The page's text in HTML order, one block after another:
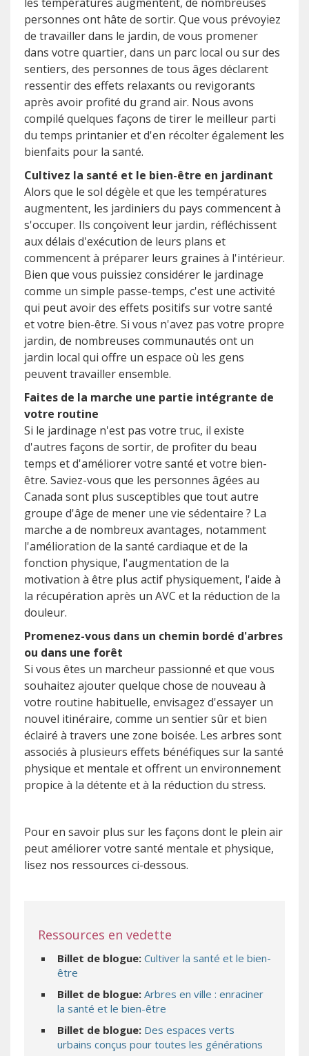
personnes ont hâte de sortir. Que vous prévoyiez
de travailler dans le jardin, de vous promener
dans votre quartier, dans un parc local ou sur des
sentiers, des personnes de tous âges déclarent
ressentir des effets relaxants ou revigorants
après avoir profité du grand air. Nous avons
compilé quelques façons de tirer le meilleur parti
du temps printanier et d'en récolter également les
bienfaits pour la santé.
Cultivez la santé et le bien-être en jardinant
Alors que le sol dégèle et que les températures
augmentent, les jardiniers du pays commencent à
s'occuper. Ils conçoivent leur jardin, réfléchissent
aux délais d'exécution de leurs plans et
commencent à préparer leurs graines à l'intérieur.
Bien que vous puissiez considérer le jardinage
comme un simple passe-temps, c'est une activité
qui peut avoir des effets positifs sur votre santé
et votre bien-être. Si vous n'avez pas votre propre
jardin, de nombreuses communautés ont un
jardin local qui offre un espace où les gens
peuvent travailler ensemble.
Faites de la marche une partie intégrante de
votre routine
Si le jardinage n'est pas votre truc, il existe
d'autres façons de sortir, de profiter du beau
temps et d'améliorer votre santé et votre bien-
être. Saviez-vous que les personnes âgées au
Canada sont plus susceptibles que tout autre
groupe d'âge de mener une vie sédentaire ? La
marche a de nombreux avantages, notamment
l'amélioration de la santé cardiaque et de la
fonction physique, l'augmentation de la
motivation à être plus actif physiquement, l'aide à
la récupération après un AVC et la réduction de la
douleur.
Promenez-vous dans un chemin bordé d'arbres
ou dans une forêt
Si vous êtes un marcheur passionné et que vous
souhaitez ajouter quelque chose de nouveau à
votre routine habituelle, envisagez d'essayer un
nouvel itinéraire, comme un sentier sûr et bien
éclairé à travers une zone boisée. Les arbres sont
associés à plusieurs effets bénéfiques sur la santé
physique et mentale et offrent un environnement
propice à la détente et à la réduction du stress.
Pour en savoir plus sur les façons dont le plein air
peut améliorer votre santé mentale et physique,
lisez nos ressources ci-dessous.
Ressources en vedette
Billet de blogue: Cultiver la santé et le bien-
être
Billet de blogue: Arbres en ville : enraciner
la santé et le bien-être
Billet de blogue: Des espaces verts
urbains conçus pour toutes les générations